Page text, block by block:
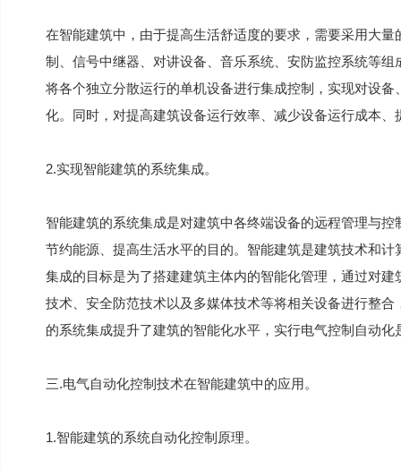
在智能建筑中，由于提高生活舒适度的要求，需要采用大
制、信号中继器、对讲设备、音乐系统、安防监控系统等
将各个独立分散运行的单机设备进行集成控制，实现对设
化。同时，对提高建筑设备运行效率、减少设备运行成本
2.实现智能建筑的系统集成。
智能建筑的系统集成是对建筑中各终端设备的远程管理与
节约能源、提高生活水平的目的。智能建筑是建筑技术和
集成的目标是为了搭建建筑主体内的智能化管理，通过对
技术、安全防范技术以及多媒体技术等将相关设备进行整
的系统集成提升了建筑的智能化水平，实行电气控制自动
三.电气自动化控制技术在智能建筑中的应用。
1.智能建筑的系统自动化控制原理。